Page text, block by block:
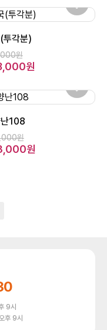
투각분)
원
원
108
원
원
9시
후 9시